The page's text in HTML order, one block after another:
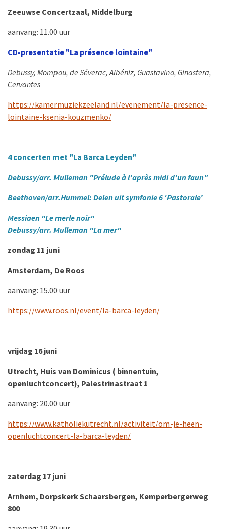
Zeeuwse Concertzaal, Middelburg
aanvang: 11.00 uur
CD-presentatie "La présence lointaine"
Debussy, Mompou, de Séverac, Albéniz, Guastavino, Ginastera,
Cervantes
https://kamermuziekzeeland.nl/evenement/la-presence-
lointaine-ksenia-kouzmenko/
4 concerten met "La Barca Leyden"
Debussy/arr. Mulleman "Prélude à l’après midi d’un faun"
Beethoven/arr.Hummel: Delen uit symfonie 6 ‘Pastorale’
Messiaen "Le merle noir"
Debussy/arr. Mulleman "La mer"
zondag 11 juni
Amsterdam, De Roos
aanvang: 15.00 uur
https://www.roos.nl/event/la-barca-leyden/
vrijdag 16 juni
Utrecht, Huis van Dominicus ( binnentuin,
openluchtconcert), Palestrinastraat 1
aanvang: 20.00 uur
https://www.katholiekutrecht.nl/activiteit/om-je-heen-
openluchtconcert-la-barca-leyden/
zaterdag 17 juni
Arnhem, Dorpskerk Schaarsbergen, Kemperbergerweg
800